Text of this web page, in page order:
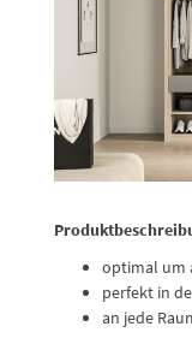
optimal um
perfekt in
an jede